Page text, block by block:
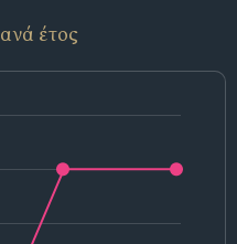
ανά έτος